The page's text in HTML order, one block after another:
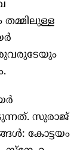
സുരാജ്
കോട്ടയം